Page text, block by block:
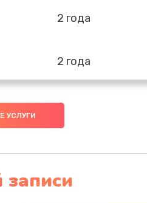
2 года
2 года
3 года
УСЛУГИ